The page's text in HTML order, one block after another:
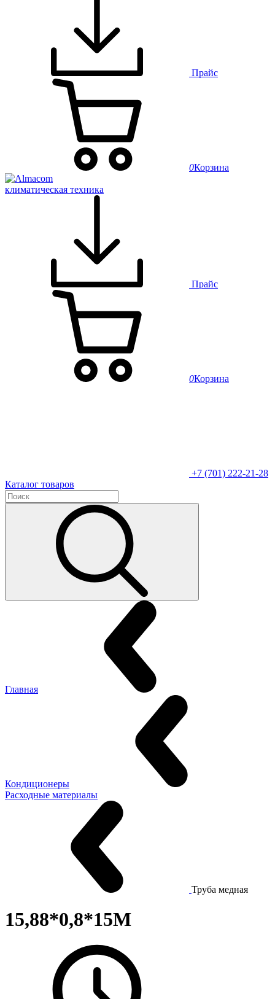
Прайс
0Корзина
климатическая техника
Прайс
0Корзина
+7 (701) 222-21-28
Каталог товаров
Главная
Кондиционеры
Расходные материалы
Труба медная
15,88*0,8*15М